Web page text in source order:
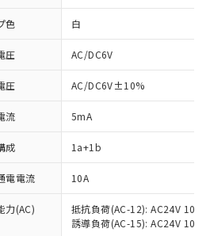
色 白
圧 AC/DC6V
圧 AC/DC6V±10%
流 5mA
成 1a+1b
電電流 10A
力(AC)
抵抗負荷(AC-12): AC24V 10A/
誘導負荷(AC-15): AC24V
た製品が提供可能な商品で
に切り替える予定のある
RoHS指令（10物質）の
商品で、対応品を出す予
EU RoHS指令（10物質）の